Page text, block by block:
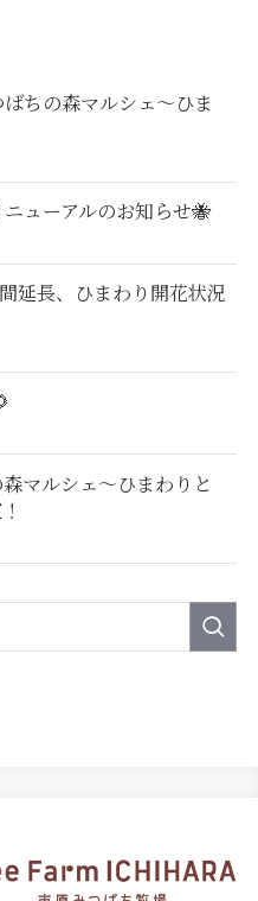
ちの森マルシェ〜ひま
ューアルのお知らせ🐝
延長、ひまわり開花状況
マルシェ～ひまわりと